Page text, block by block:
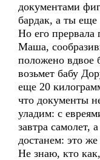
документами
бардак, а ты
Но его прервала
Маша,
положено вдвое
возьмет бабу
еще 20
что документы
уладим: с
завтра самолет,
достанем: это
Не знаю, кто